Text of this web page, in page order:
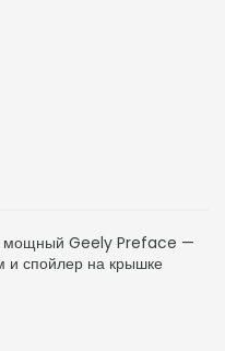
мощный Geely Preface —
и спойлер на крышке